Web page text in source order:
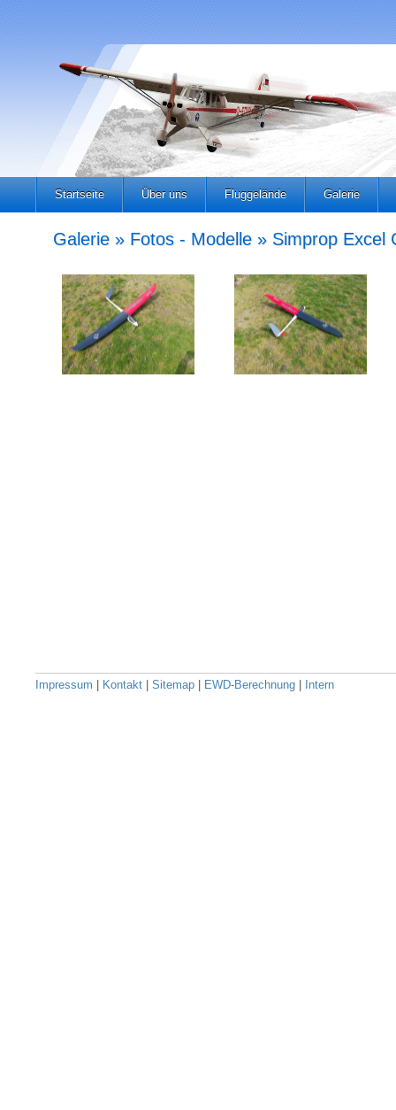
Startseite Über uns Fluggelände Galerie
Galerie » Fotos - Modelle » Simprop Excel
Impressum Kontakt Sitemap EWD-Berechnung Intern